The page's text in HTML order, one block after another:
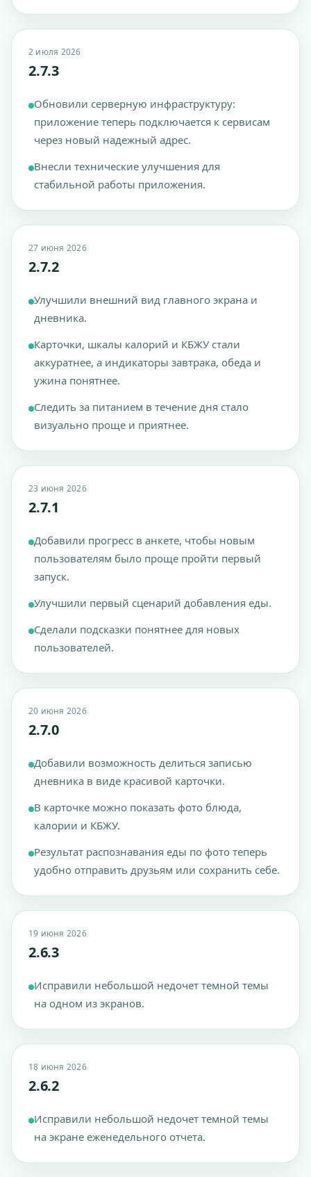
2 июля 2026
2.7.3
Обновили серверную инфраструктуру:
приложение теперь подключается к сервисам
через новый надежный адрес.
Внесли технические улучшения для
стабильной работы приложения.
27 июня 2026
2.7.2
Улучшили внешний вид главного экрана и
дневника.
Карточки, шкалы калорий и КБЖУ стали
аккуратнее, а индикаторы завтрака, обеда и
ужина понятнее.
Следить за питанием в течение дня стало
визуально проще и приятнее.
23 июня 2026
2.7.1
Добавили прогресс в анкете, чтобы новым
пользователям было проще пройти первый
запуск.
Улучшили первый сценарий добавления еды.
Сделали подсказки понятнее для новых
пользователей.
20 июня 2026
2.7.0
Добавили возможность делиться записью
дневника в виде красивой карточки.
В карточке можно показать фото блюда,
калории и КБЖУ.
Результат распознавания еды по фото теперь
удобно отправить друзьям или сохранить себе.
19 июня 2026
2.6.3
Исправили небольшой недочет темной темы
на одном из экранов.
18 июня 2026
2.6.2
Исправили небольшой недочет темной темы
на экране еженедельного отчета.